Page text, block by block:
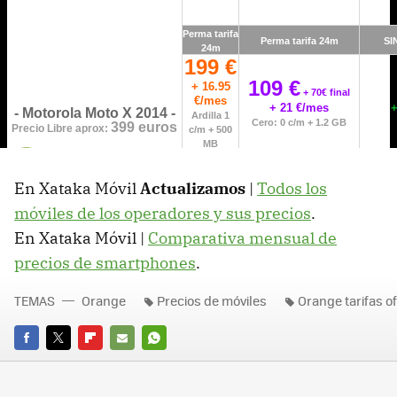
En Xataka Móvil Actualizamos | Todos los
móviles de los operadores y sus precios.
En Xataka Móvil | Comparativa mensual de
precios de smartphones.
FACEBOOK
TWITTERFLIPBOARD
E-
WHATSAPP
TEMAS Orange Precios de móviles Orange tarifas